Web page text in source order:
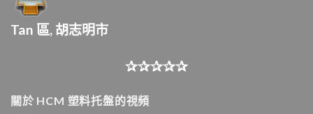
Tan 區, 胡志明市
✰✰✰✰✰
關於 HCM 塑料托盤的視頻